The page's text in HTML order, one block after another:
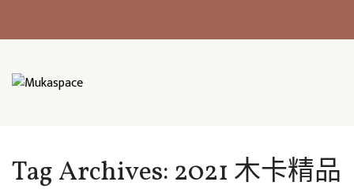
Tag Archives: 2021 木卡精品